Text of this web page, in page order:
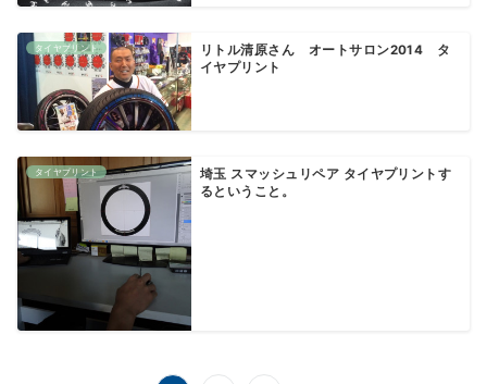
タイヤプリント
リトル清原さん オートサロン2014 タ
イヤプリント
タイヤプリント
埼玉 スマッシュリペア タイヤプリントす
るということ。